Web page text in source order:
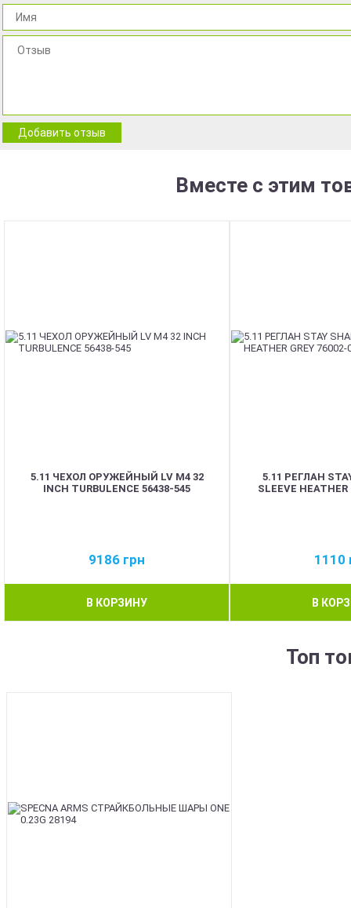
Добавить отзыв
Вместе с этим
5.11 ЧЕХОЛ ОРУЖЕЙНЫЙ LV M4 32
INCH TURBULENCE 56438-545
9186 грн
В КОРЗИНУ
5.11 РЕГЛАН
SLEEVE HEATHER
1110
В
Топ